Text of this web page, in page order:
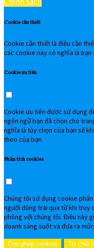
Cookie cần thiết
Cookie cần thiết là điều cần
các cookie này có nghĩa là
Cookie ưu tiên
Cookie ưu tiên được sử dụng
ngôn ngữ bạn đã chọn cho
nghĩa là tùy chọn của bạn sẽ
theo của bạn.
Phân tích cookies
Chúng tôi sử dụng cookie
người dùng trải qua từ khi truy
phòng với chúng tôi. Điều này
doanh sáng suốt và đưa ra
Cho phép cookies Từ chối